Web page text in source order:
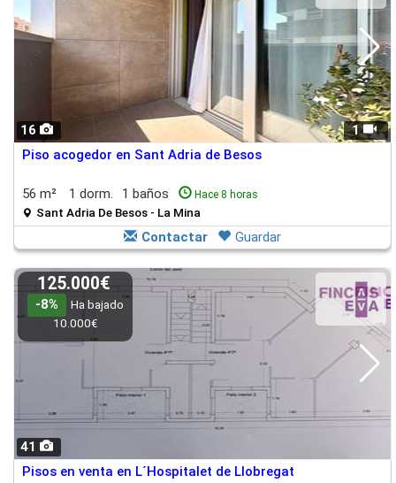
16 1
Piso acogedor en Sant Adria de Besos
56 m² 1 dorm. 1 baños Hace 8 horas
Sant Adria De Besos - La Mina
Contactar Guardar
41
125.000€
-8%
Ha bajado
10.000€
Pisos en venta en L´Hospitalet de Llobregat